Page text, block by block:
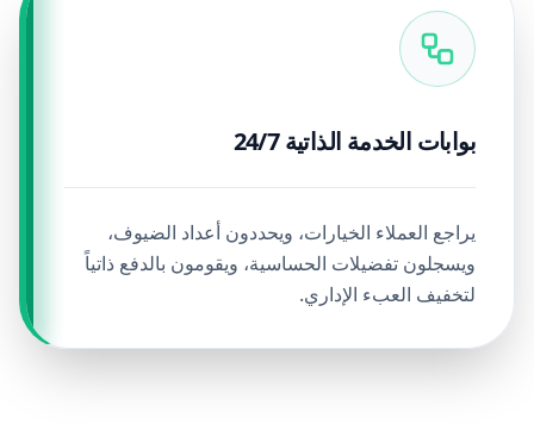
بوابات الخدمة الذاتية 24/7
يراجع العملاء الخيارات، ويحددون أعداد الضيوف،
ويسجلون تفضيلات الحساسية، ويقومون بالدفع ذاتياً
لتخفيف العبء الإداري.